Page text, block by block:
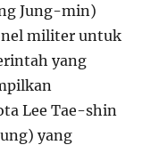
Jung-min)
militer untuk
yang
Lee Tae-shin
yang